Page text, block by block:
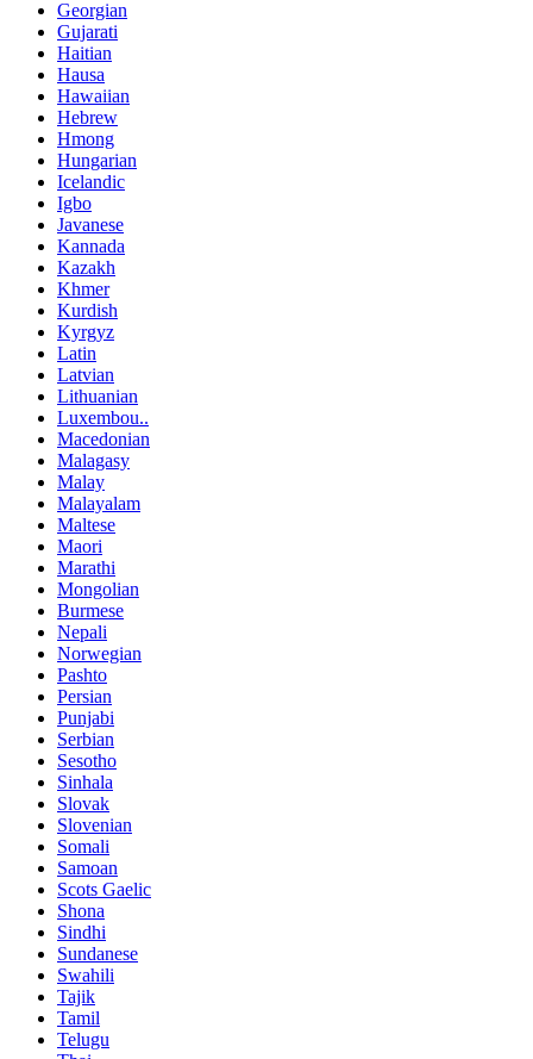
Georgian
Gujarati
Haitian
Hausa
Hawaiian
Hebrew
Hmong
Hungarian
Icelandic
Igbo
Javanese
Kannada
Kazakh
Khmer
Kurdish
Kyrgyz
Latin
Latvian
Lithuanian
Luxembou..
Macedonian
Malagasy
Malay
Malayalam
Maltese
Maori
Marathi
Mongolian
Burmese
Nepali
Norwegian
Pashto
Persian
Punjabi
Serbian
Sesotho
Sinhala
Slovak
Slovenian
Somali
Samoan
Scots Gaelic
Shona
Sindhi
Sundanese
Swahili
Tajik
Tamil
Telugu